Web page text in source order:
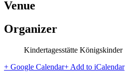
Venue
Organizer
Kindertagesstätte Königskinder
+ Google Calendar+ Add to iCalendar